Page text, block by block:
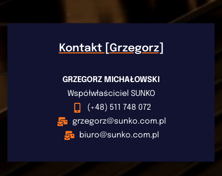
Kontakt [Grzegorz]
GRZEGORZ MICHAŁOWSKI
Współwłaściciel SUNKO
(+48) 511 748 072
grzegorz@sunko.com.pl
biuro@sunko.com.pl